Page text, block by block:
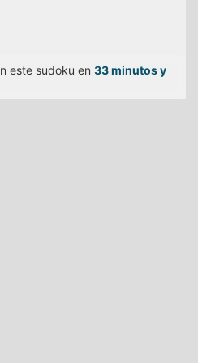
este sudoku en 33 minutos y